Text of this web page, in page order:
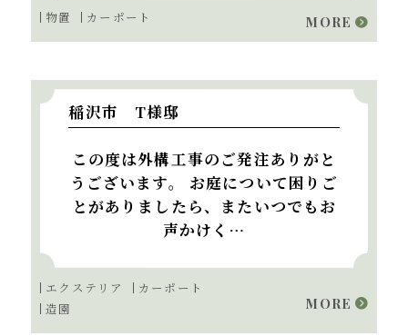
物置 カーポート MORE
稲沢市 T様邸
この度は外構工事のご発注ありがと
うございます。 お庭について困りご
とがありましたら、またいつでもお
声かけく…
エクステリア
カーポート
造園
MORE